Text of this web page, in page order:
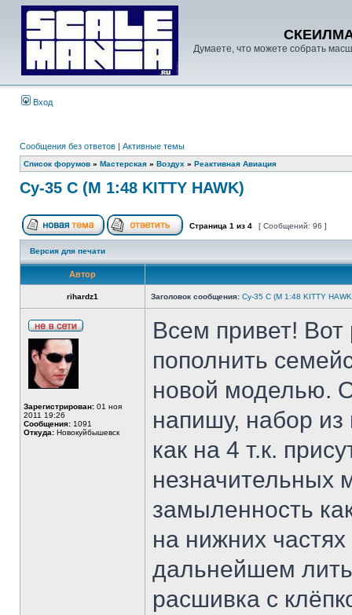
Думаете, что можете собрать
Вход
Сообщения без ответов | Активные темы
Список форумов » Мастерская » Воздух » Реактивная Авиация
Су-35 С (М 1:48 KITTY HAWK)
Страница 1 из 4 [ Сообщений: 96 ]
Версия для печати
Автор
rihardz1 Заголовок сообщения: Су-35 С (М 1:48 KITTY
Зарегистрирован: 01 ноя
2011 19:26
Сообщения: 1091
Откуда: Новокуйбышевск
Всем привет!
пополнить
новой моделью.
напишу, набор
как на 4 т.к.
незначительных
замыленность
на нижних
дальнейшем
расшивка с